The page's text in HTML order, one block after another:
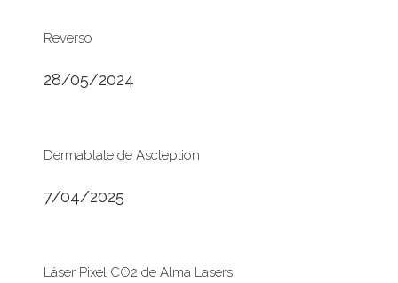
Reverso
28/05/2024
Dermablate de Ascleption
7/04/2025
Láser Pixel CO2 de Alma Lasers